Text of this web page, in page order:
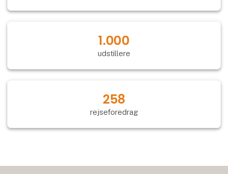
1.000
udstillere
258
rejseforedrag